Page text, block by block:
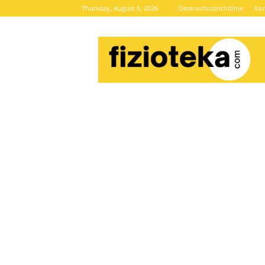
Thursday, August 6, 2026 Datenschutzrichtlinie
Brze
vijesti